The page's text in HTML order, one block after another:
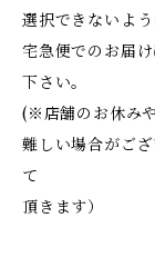
選択できないよ
宅急便でのお届
下さい。
(※店舗のお休み
難しい場合がご
て
頂きます）